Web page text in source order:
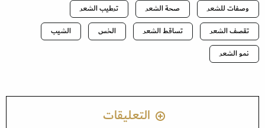
وصفات للشعر
صحة الشعر
ترطيب الشعر
تقصف الشعر
تساقط الشعر الخس
الشيب
نمو الشعر
التعليقات